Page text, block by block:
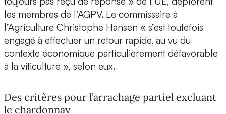
les membres de l’AGPV. Le commissaire à
l’Agriculture Christophe Hansen « s’est toutefois
engagé à effectuer un retour rapide, au vu du
contexte économique particulièrement défavorable
à la viticulture », selon eux.
Des critères pour l’arrachage partiel excluant
le chardonnay